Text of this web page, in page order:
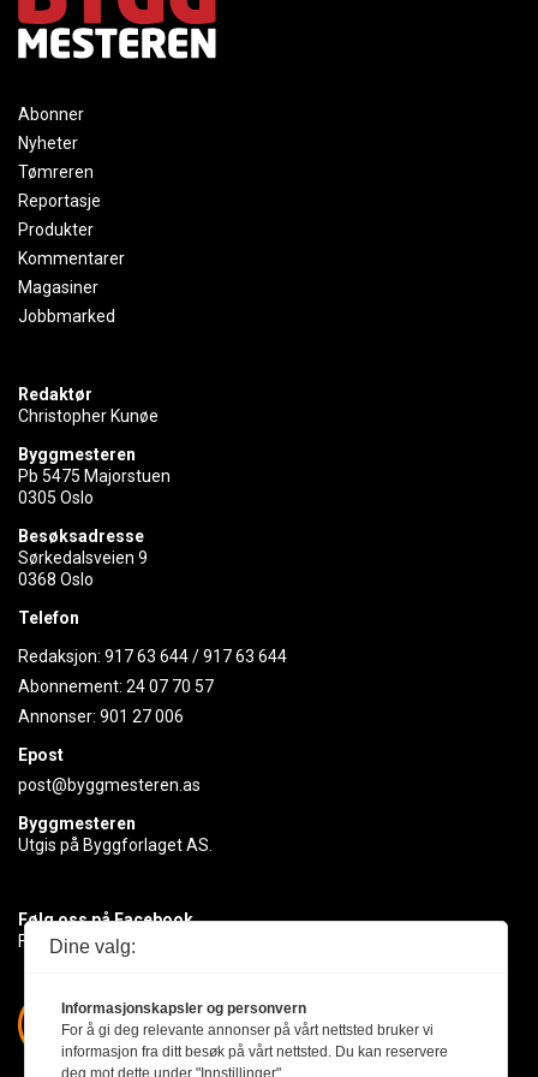
Abonner
Nyheter
Tømreren
Reportasje
Produkter
Kommentarer
Magasiner
Jobbmarked
Redaktør
Christopher Kunøe
Byggmesteren
Pb 5475 Majorstuen
0305 Oslo
Besøksadresse
Sørkedalsveien 9
0368 Oslo
Telefon
Redaksjon: 917 63 644/917 63 644
Abonnement: 24 07 70 57
Annonser: 901 27 006
Epost
post@byggmesteren.as
Byggmesteren
Utgis på Byggforlaget AS.
Følg oss på Facebook
Få med deg det siste innen byggebransjen
Dine valg:
Informasjonskapsler og personvern
For å gi deg relevante annonser på vårt nettsted bruker vi
informasjon fra ditt besøk på vårt nettsted. Du kan reservere
deg mot dette under "Innstillinger".